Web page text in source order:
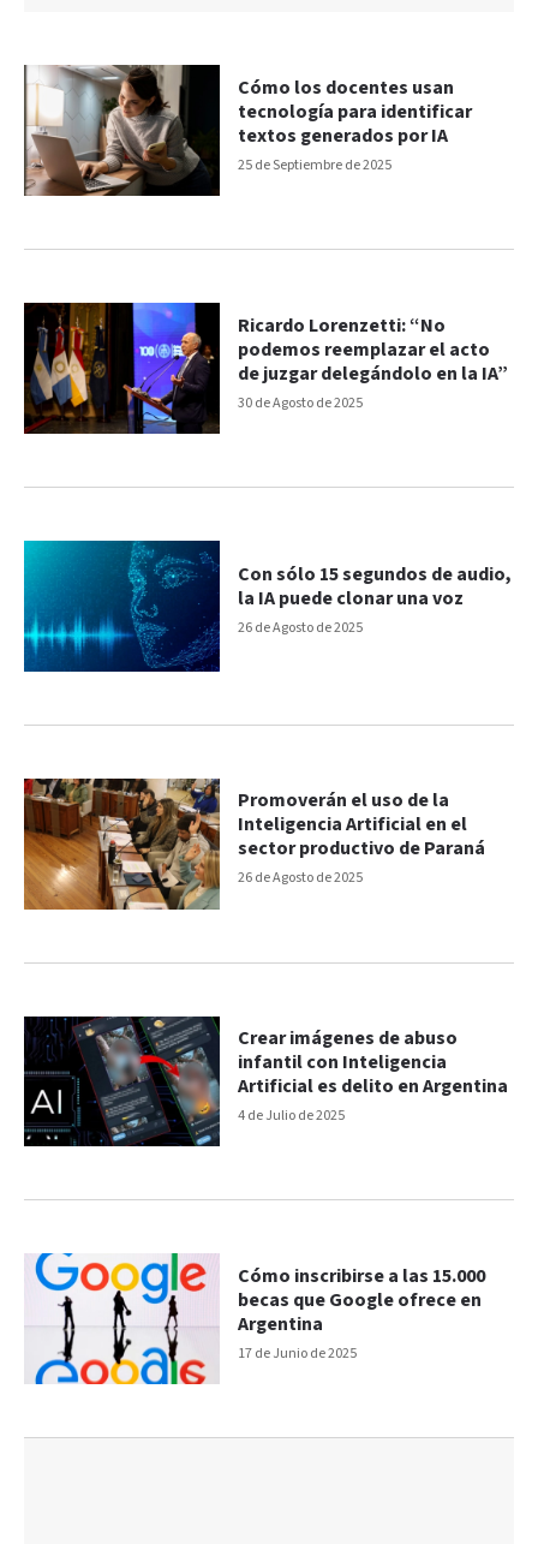
25 de Septiembre de 2025
Cómo los docentes usan
tecnología para identificar
textos generados por IA
30 de Agosto de 2025
Ricardo Lorenzetti: “No
podemos reemplazar el acto
de juzgar delegándolo en la IA”
26 de Agosto de 2025
Con sólo 15 segundos de audio,
la IA puede clonar una voz
26 de Agosto de 2025
Promoverán el uso de la
Inteligencia Artificial en el
sector productivo de Paraná
4 de Julio de 2025
Crear imágenes de abuso
infantil con Inteligencia
Artificial es delito en Argentina
17 de Junio de 2025
Cómo inscribirse a las 15.000
becas que Google ofrece en
Argentina